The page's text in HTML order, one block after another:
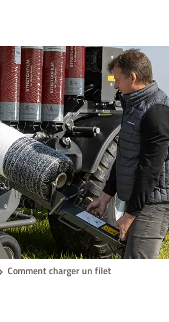
Comment charger un filet